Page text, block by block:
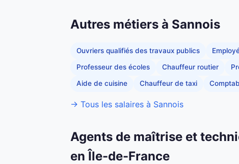
Autres métiers à Sannois
Ouvriers qualifiés des travaux publics
Professeur des écoles Chauffeur routier
Aide de cuisine Chauffeur de taxi
→ Tous les salaires à Sannois
Agents de maîtrise et
en Île-de-France